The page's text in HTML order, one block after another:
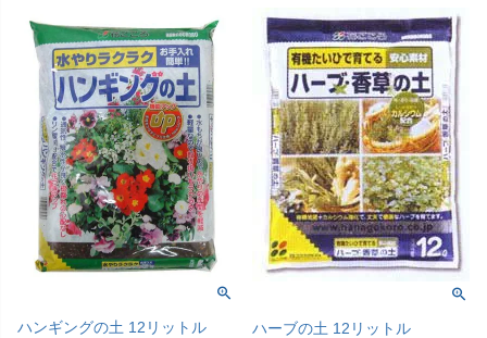
ハンギングの土 12リットル
ハーブの土 12リットル